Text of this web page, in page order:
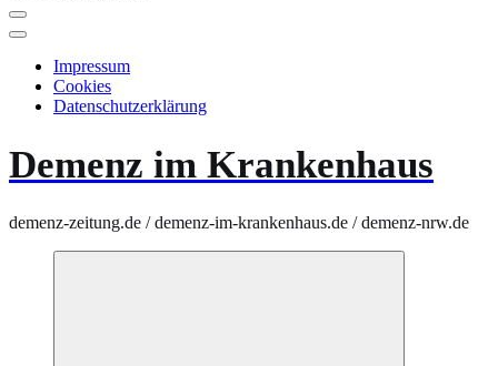
Impressum
Cookies
Datenschutzerklärung
Demenz im Krankenhaus
demenz-zeitung.de / demenz-im-krankenhaus.de / demenz-nrw.de